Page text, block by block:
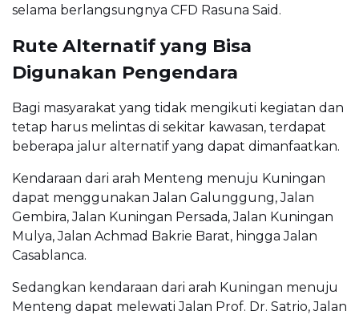
selama berlangsungnya CFD Rasuna Said.
Rute Alternatif yang Bisa
Digunakan Pengendara
Bagi masyarakat yang tidak mengikuti kegiatan dan
tetap harus melintas di sekitar kawasan, terdapat
beberapa jalur alternatif yang dapat dimanfaatkan.
Kendaraan dari arah Menteng menuju Kuningan
dapat menggunakan Jalan Galunggung, Jalan
Gembira, Jalan Kuningan Persada, Jalan Kuningan
Mulya, Jalan Achmad Bakrie Barat, hingga Jalan
Casablanca.
Sedangkan kendaraan dari arah Kuningan menuju
Menteng dapat melewati Jalan Prof. Dr. Satrio, Jalan